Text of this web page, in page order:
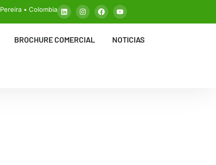
Pereira • Colombia
BROCHURE COMERCIAL NOTICIAS